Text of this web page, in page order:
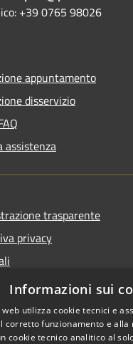
+39 0765 98026
appuntamento
disservizio
assistenza
trasparente
privacy
di accessibilità
Informazioni sui
web utilizza cookie tecnici e
corretto funzionamento e alla
cookie tecnico analitico al